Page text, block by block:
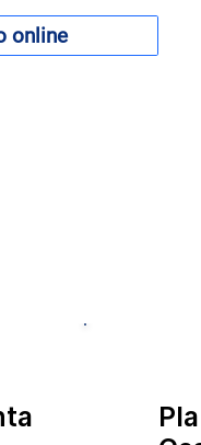
online